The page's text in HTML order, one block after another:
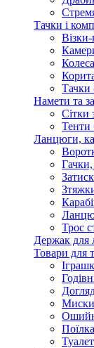
Тачки і
Тачки
Намети та
Сітки
Тенти
Ланцюги,
Трос
Держак для
Товари для
Миски
Поїлка